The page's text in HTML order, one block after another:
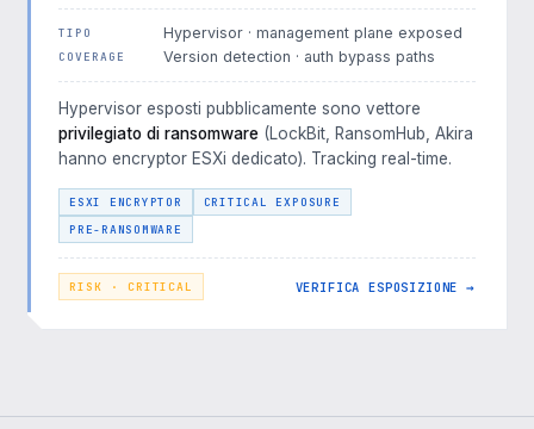
TIPO Hypervisor · management plane exposed
COVERAGE Version detection · auth bypass paths
Hypervisor esposti pubblicamente sono vettore
privilegiato di ransomware (LockBit, RansomHub, Akira
hanno encryptor ESXi dedicato). Tracking real-time.
ESXI ENCRYPTOR
CRITICAL EXPOSURE
PRE-RANSOMWARE
RISK · CRITICAL VERIFICA ESPOSIZIONE →